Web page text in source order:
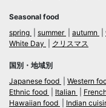
Seasonal food
spring
summer autumn
White Day
クリスマス
国別・地域別
Japanese food
Western
Ethnic food
Italian
Hawaiian food
Indian